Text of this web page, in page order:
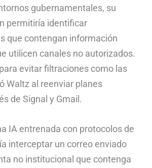
gubernamentales, su
permitiría identificar
que contengan información
utilicen canales no autorizados.
evitar filtraciones como las
Waltz al reenviar planes
de Signal y Gmail.
IA entrenada con protocolos de
interceptar un correo enviado
no institucional que contenga